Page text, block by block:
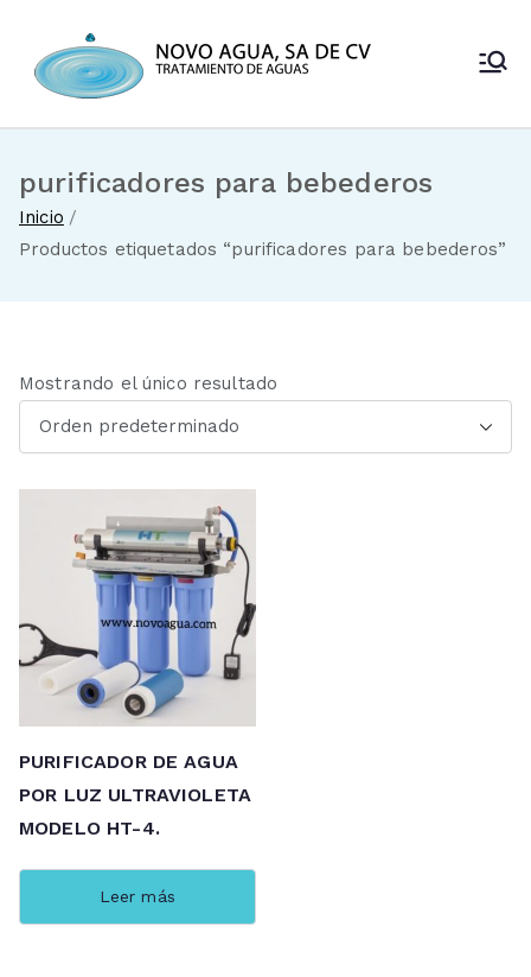
contenido
Novo Agua
de aguas
purificadores para bebederos
Inicio
Productos etiquetados “purificadores para bebederos”
Mostrando el único resultado
PURIFICADOR DE AGUA
POR LUZ ULTRAVIOLETA
MODELO HT-4.
Leer más